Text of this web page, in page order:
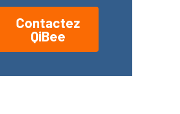
Contactez
QiBee